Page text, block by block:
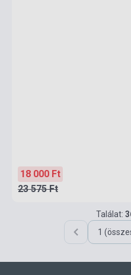
18 000 Ft
23 575 Ft
Találat:
1